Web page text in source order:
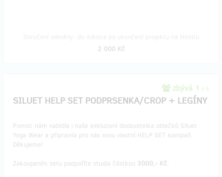
2 000 Kč
zbývá 1 z 5
SILUET HELP SET PODPRSENKA/CROP + LEGÍNY
Pomoc nám nabídla i naše exkluzivní dodavatelka oblečků Siluet
Yoga Wear a připravila pro nás svou vlastní HELP SET kampaň.
Děkujeme!
Zakoupením setu podpoříte studia částkou 3000,- Kč.